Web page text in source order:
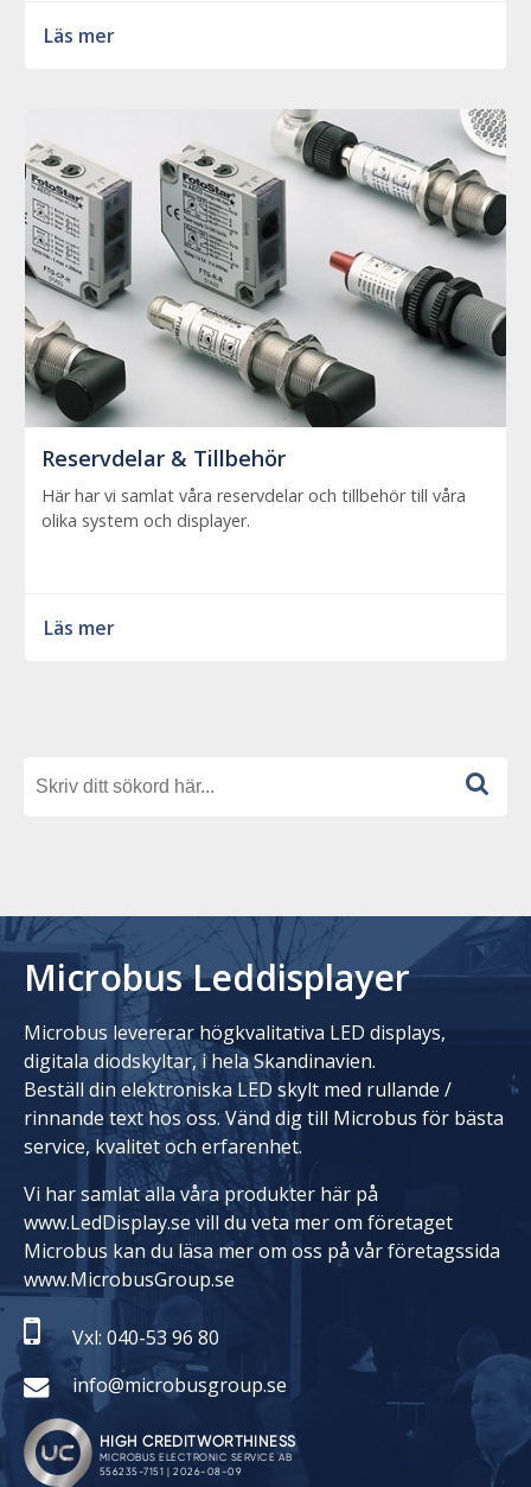
Läs mer
Reservdelar & Tillbehör
Här har vi samlat våra reservdelar och tillbehör till våra
olika system och displayer.
Läs mer
Microbus Leddisplayer
Microbus levererar högkvalitativa LED displays,
digitala diodskyltar, i hela Skandinavien.
Beställ din elektroniska LED skylt med rullande /
rinnande text hos oss. Vänd dig till Microbus för bästa
service, kvalitet och erfarenhet.
Vi har samlat alla våra produkter här på
www.LedDisplay.se vill du veta mer om företaget
Microbus kan du läsa mer om oss på vår företagssida
www.MicrobusGroup.se
Vxl: 040-53 96 80
info@microbusgroup.se